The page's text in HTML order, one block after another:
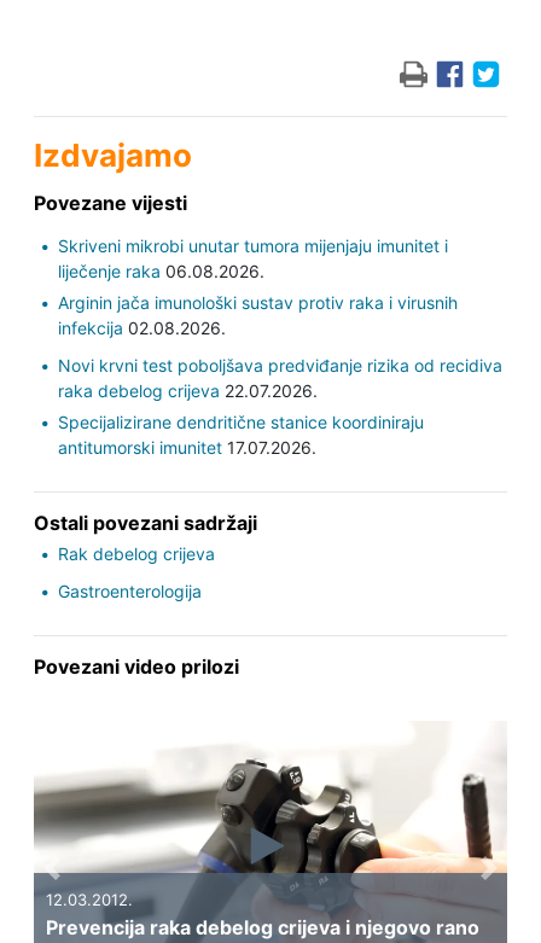
Izdvajamo
Povezane vijesti
Skriveni mikrobi unutar tumora mijenjaju imunitet i
liječenje raka 06.08.2026.
Arginin jača imunološki sustav protiv raka i virusnih
infekcija 02.08.2026.
Novi krvni test poboljšava predviđanje rizika od recidiva
raka debelog crijeva 22.07.2026.
Specijalizirane dendritične stanice koordiniraju
antitumorski imunitet17.07.2026.
Ostali povezani sadržaji
Rak debelog crijeva
Gastroenterologija
Povezani video prilozi
12.03.2012.
Prevencija raka debelog crijeva i njegovo rano
Previous Next